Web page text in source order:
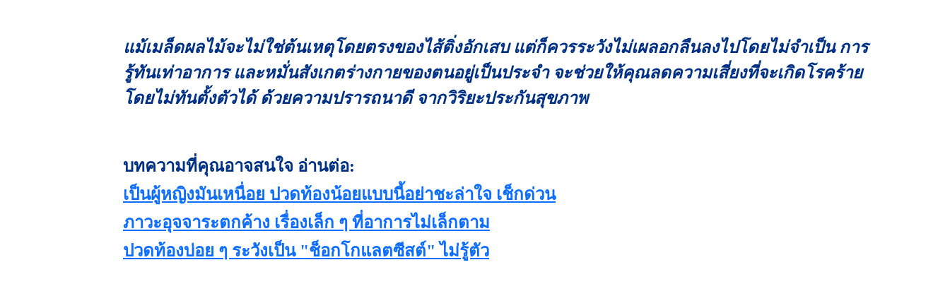
แม้เมล็ดผลไม้จะไม่ใช่ต้นเหตุโดยตรงของไส้ติ่งอักเสบ แต่ก็ควรระวังไม่เผลอกลืนลงไปโดยไม่จำเป็น การ
รู้ทันเท่าอาการ และหมั่นสังเกตร่างกายของตนอยู่เป็นประจำ จะช่วยให้คุณลดความเสี่ยงที่จะเกิดโรคร้าย
โดยไม่ทันตั้งตัวได้ ด้วยความปรารถนาดี จากวิริยะประกันสุขภาพ
บทความที่คุณอาจสนใจ อ่านต่อ:
เป็นผู้หญิงมันเหนื่อย ปวดท้องน้อยแบบนี้อย่าชะล่าใจ เช็กด่วน
ภาวะอุจจาระตกค้าง เรื่องเล็ก ๆ ที่อาการไม่เล็กตาม
ปวดท้องบ่อย ๆ ระวังเป็น "ช็อกโกแลตซีสต์" ไม่รู้ตัว